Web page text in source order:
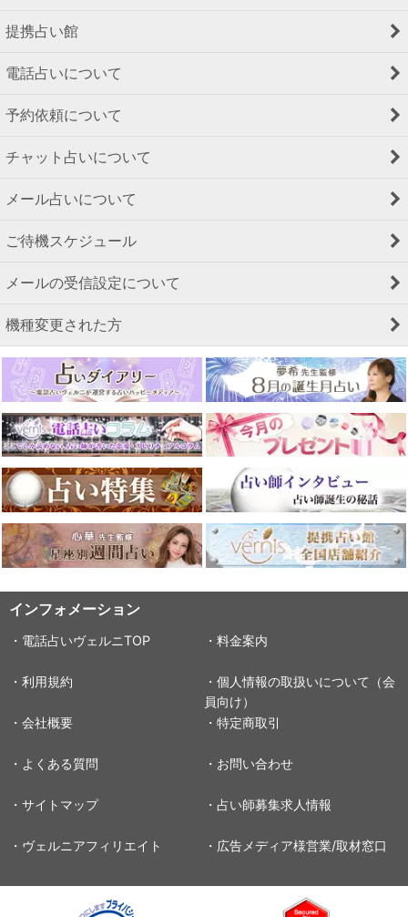
提携占い館
電話占いについて
予約依頼について
チャット占いについて
メール占いについて
ご待機スケジュール
メールの受信設定について
機種変更された方
インフォメーション
・電話占いヴェルニTOP ・料金案内
・利用規約
・個人情報の取扱いについて（会
員向け）
・会社概要
・特定商取引
・よくある質問 ・お問い合わせ
・サイトマップ ・占い師募集求人情報
・ヴェルニアフィリエイト ・広告メディア様営業/取材窓口